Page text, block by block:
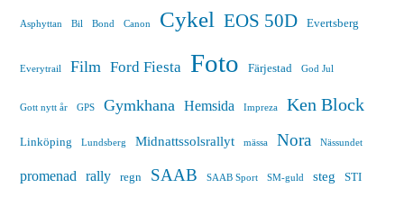
Asphyttan Bil Bond Canon Cykel EOS 50D Evertsberg
Everytrail Film Ford Fiesta Foto Färjestad God Jul
Gott nytt år GPS Gymkhana Hemsida Impreza Ken Block
Linköping Lundsberg Midnattssolsrallyt mässa Nora Nässundet
promenad rally regn SAAB SAAB Sport SM-guld steg STI